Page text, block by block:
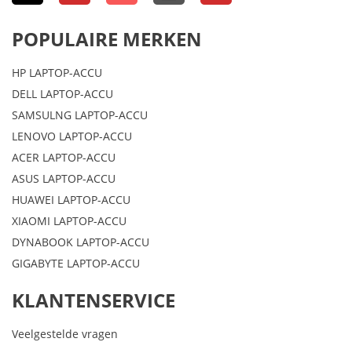
POPULAIRE MERKEN
HP LAPTOP-ACCU
DELL LAPTOP-ACCU
SAMSULNG LAPTOP-ACCU
LENOVO LAPTOP-ACCU
ACER LAPTOP-ACCU
ASUS LAPTOP-ACCU
HUAWEI LAPTOP-ACCU
XIAOMI LAPTOP-ACCU
DYNABOOK LAPTOP-ACCU
GIGABYTE LAPTOP-ACCU
KLANTENSERVICE
Veelgestelde vragen